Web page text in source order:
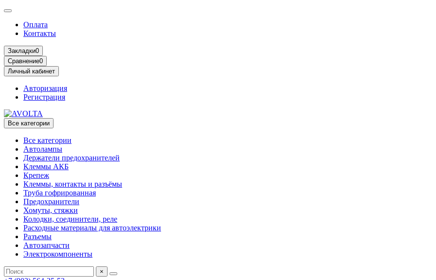
Оплата
Контакты
Закладки0
Сравнение0
Личный кабинет
Авторизация
Регистрация
Все категории
Все категории
Автолампы
Держатели предохранителей
Клеммы АКБ
Крепеж
Клеммы, контакты и разъёмы
Труба гофрированная
Предохранители
Хомуты, стяжки
Колодки, соединители, реле
Расходные материалы для автоэлектрики
Разъемы
Автозапчасти
Электрокомпоненты
×